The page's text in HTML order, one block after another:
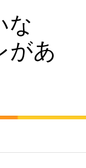
な
があ